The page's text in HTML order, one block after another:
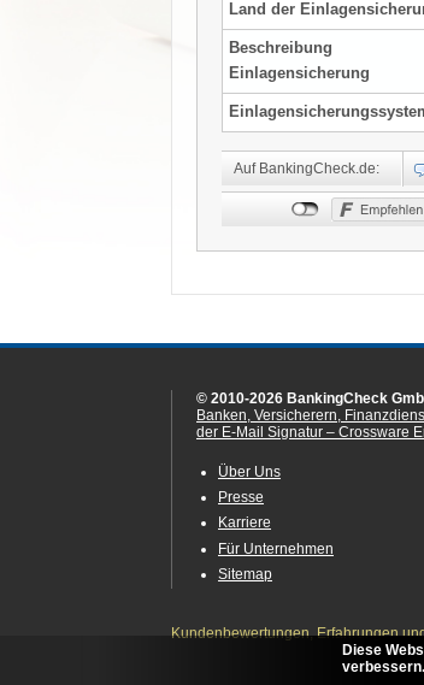
Land der
Beschreibung
Einlagensicherung
Auf BankingCheck.de:
© 2010-2026 BankingCheck
Banken, Versicherern,
der E-Mail Signatur – Crossware
Über Uns
Presse
Karriere
Für Unternehmen
Sitemap
Kundenbewertungen, Erfahrungen
Diese